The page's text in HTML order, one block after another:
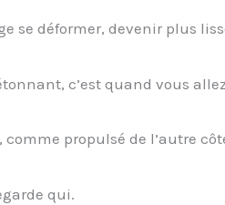
se déformer, devenir plus
c’est quand vous
comme propulsé de l’autre
qui.